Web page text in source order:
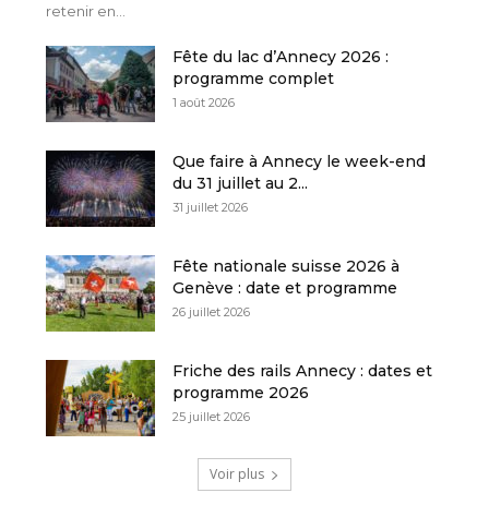
retenir en...
Fête du lac d’Annecy 2026 :
programme complet
1 août 2026
Que faire à Annecy le week-end
du 31 juillet au 2...
31 juillet 2026
Fête nationale suisse 2026 à
Genève : date et programme
26 juillet 2026
Friche des rails Annecy : dates et
programme 2026
25 juillet 2026
Voir plus